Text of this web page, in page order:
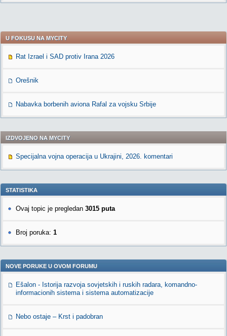
U FOKUSU NA MYCITY
Rat Izrael i SAD protiv Irana 2026
Orešnik
Nabavka borbenih aviona Rafal za vojsku Srbije
IZDVOJENO NA MYCITY
Specijalna vojna operacija u Ukrajini, 2026. komentari
STATISTIKA
Ovaj topic je pregledan 3015 puta
Broj poruka: 1
NOVE PORUKE U OVOM FORUMU
Ešalon - Istorija razvoja sovjetskih i ruskih radara, komandno-
informacionih sistema i sistema automatizacije
Nebo ostaje – Krst i padobran